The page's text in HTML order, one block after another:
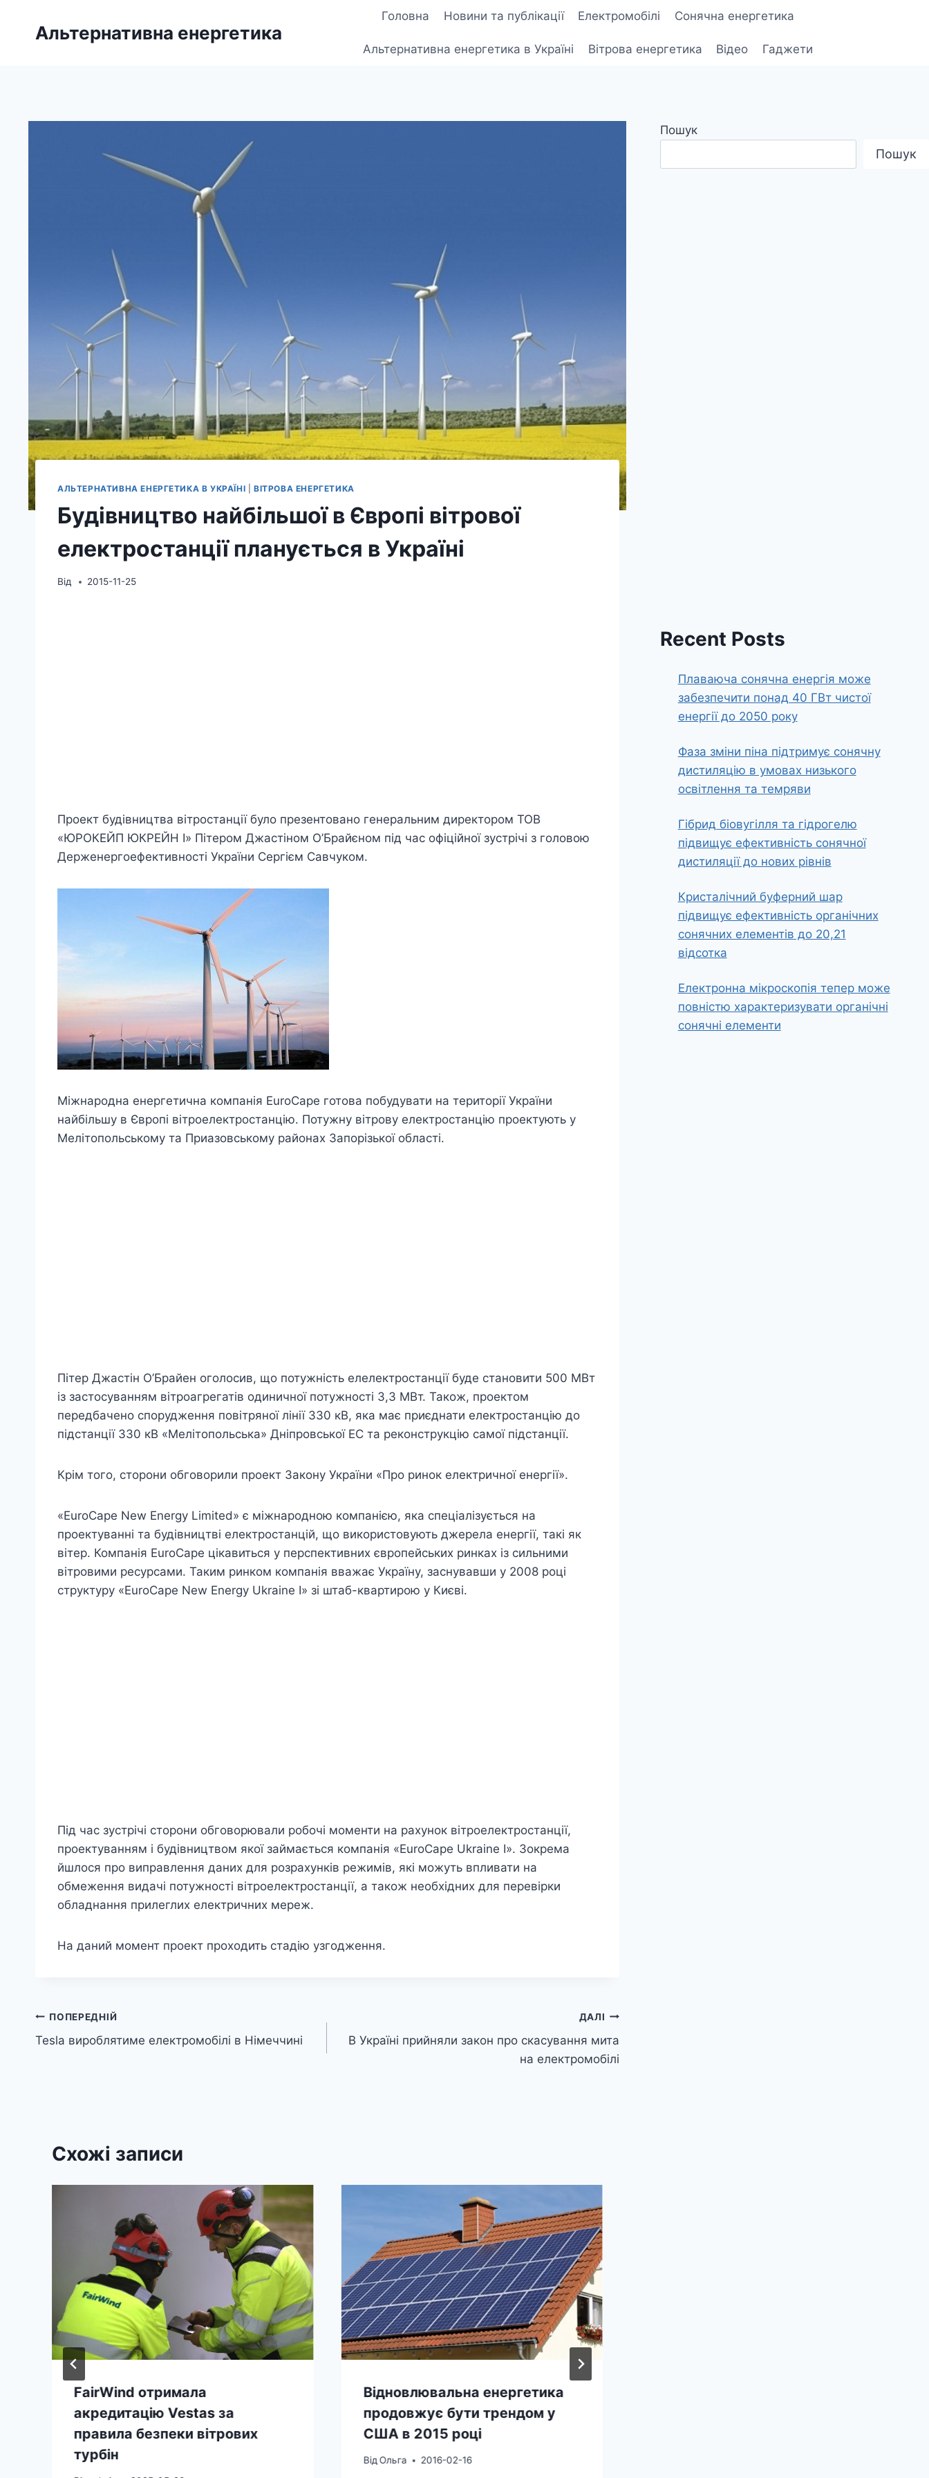
Альтернативна енергетика
Головна Новини та публікації Електромобілі Сонячна енергетика
Альтернативна енергетика в Україні Вітрова енергетика Відео Гаджети
АЛЬТЕРНАТИВНА ЕНЕРГЕТИКА В УКРАЇНІ |ВІТРОВА ЕНЕРГЕТИКА
Будівництво найбільшої в Європі вітрової
електростанції планується в Україні
Від 2015-11-25
Проект будівництва вітростанції було презентовано генеральним директором ТОВ
«ЮРОКЕЙП ЮКРЕЙН І» Пітером Джастіном О’Брайєном під час офіційної зустрічі з головою
Держенергоефективності України Сергієм Савчуком.
Міжнародна енергетична компанія EuroCape готова побудувати на території України
найбільшу в Європі вітроелектростанцію. Потужну вітрову електростанцію проектують у
Мелітопольському та Приазовському районах Запорізької області.
Пітер Джастін О’Брайен оголосив, що потужність елелектростанції буде становити 500 МВт
із застосуванням вітроагрегатів одиничної потужності 3,3 МВт. Також, проектом
передбачено спорудження повітряної лінії 330 кВ, яка має приєднати електростанцію до
підстанції 330 кВ «Мелітопольська» Дніпровської ЕС та реконструкцію самої підстанції.
Крім того, сторони обговорили проект Закону України «Про ринок електричної енергії».
«EuroCape New Energy Limited» є міжнародною компанією, яка спеціалізується на
проектуванні та будівництві електростанцій, що використовують джерела енергії, такі як
вітер. Компанія EuroCape цікавиться у перспективних європейських ринках із сильними
вітровими ресурсами. Таким ринком компанія вважає Україну, заснувавши у 2008 році
структуру «EuroCape New Energy Ukraine І» зі штаб-квартирою у Києві.
Під час зустрічі сторони обговорювали робочі моменти на рахунок вітроелектростанції,
проектуванням і будівництвом якої займається компанія «EuroCape Ukraine І». Зокрема
йшлося про виправлення даних для розрахунків режимів, які можуть впливати на
обмеження видачі потужності вітроелектростанції, а також необхідних для перевірки
обладнання прилеглих електричних мереж.
На даний момент проект проходить стадію узгодження.
Навігація
записів
ПОПЕРЕДНІЙ
Tesla вироблятиме електромобілі в Німеччині
ДАЛІ
В Україні прийняли закон про скасування мита
на електромобілі
Схожі записи
FairWind отримала
акредитацію Vestas за
правила безпеки вітрових
турбін
Відновлювальна енергетика
продовжує бути трендом у
США в 2015 році
Від Ольга 2016-02-16
Пошук
Пошук
Recent Posts
Плаваюча сонячна енергія може
забезпечити понад 40 ГВт чистої
енергії до 2050 року
Фаза зміни піна підтримує сонячну
дистиляцію в умовах низького
освітлення та темряви
Гібрид біовугілля та гідрогелю
підвищує ефективність сонячної
дистиляції до нових рівнів
Кристалічний буферний шар
підвищує ефективність органічних
сонячних елементів до 20,21
відсотка
Електронна мікроскопія тепер може
повністю характеризувати органічні
сонячні елементи